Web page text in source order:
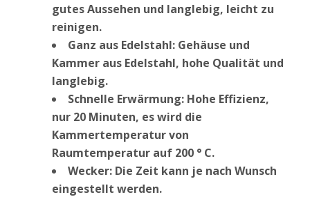
gutes Aussehen und langlebig, leicht zu
reinigen.
Ganz aus Edelstahl: Gehäuse und
Kammer aus Edelstahl, hohe Qualität und
langlebig.
Schnelle Erwärmung: Hohe Effizienz,
nur 20 Minuten, es wird die
Kammertemperatur von
Raumtemperatur auf 200 ° C.
Wecker: Die Zeit kann je nach Wunsch
eingestellt werden.